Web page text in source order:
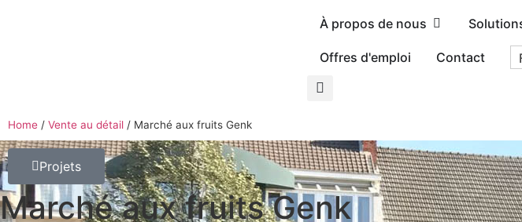
À propos de nous
Offres d'emploi Contact
Home / Vente au détail / Marché aux fruits Genk
Projets
Marché aux fruits Genk